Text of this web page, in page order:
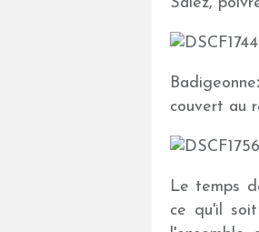
couvert au
Le temps
ce qu'il